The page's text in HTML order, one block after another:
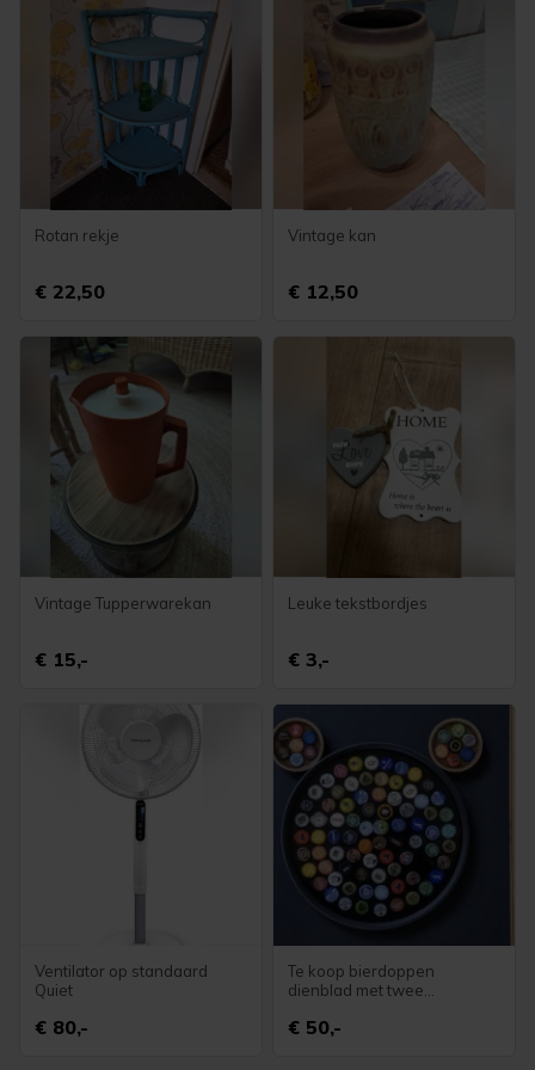
Rotan rekje
€ 22,50
Vintage kan
€ 12,50
Vintage Tupperwarekan
€ 15,-
Leuke tekstbordjes
€ 3,-
Ventilator op standaard
Quiet
€ 80,-
Te koop bierdoppen
dienblad met twee
€ 50,-